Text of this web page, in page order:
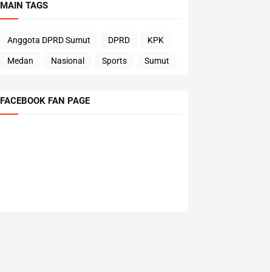
MAIN TAGS
Anggota DPRD Sumut DPRD KPK
Medan Nasional Sports Sumut
FACEBOOK FAN PAGE